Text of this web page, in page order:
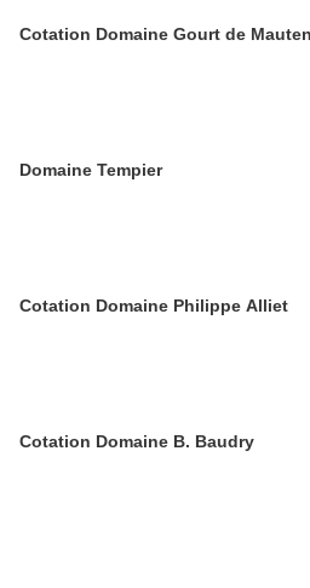
Cotation Domaine Gourt de
Domaine Tempier
Cotation Domaine Philippe Alliet
Cotation Domaine B. Baudry